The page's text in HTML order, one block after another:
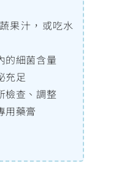
果汁，或吃水
的細菌含量
充足
檢查、調整
用藥膏